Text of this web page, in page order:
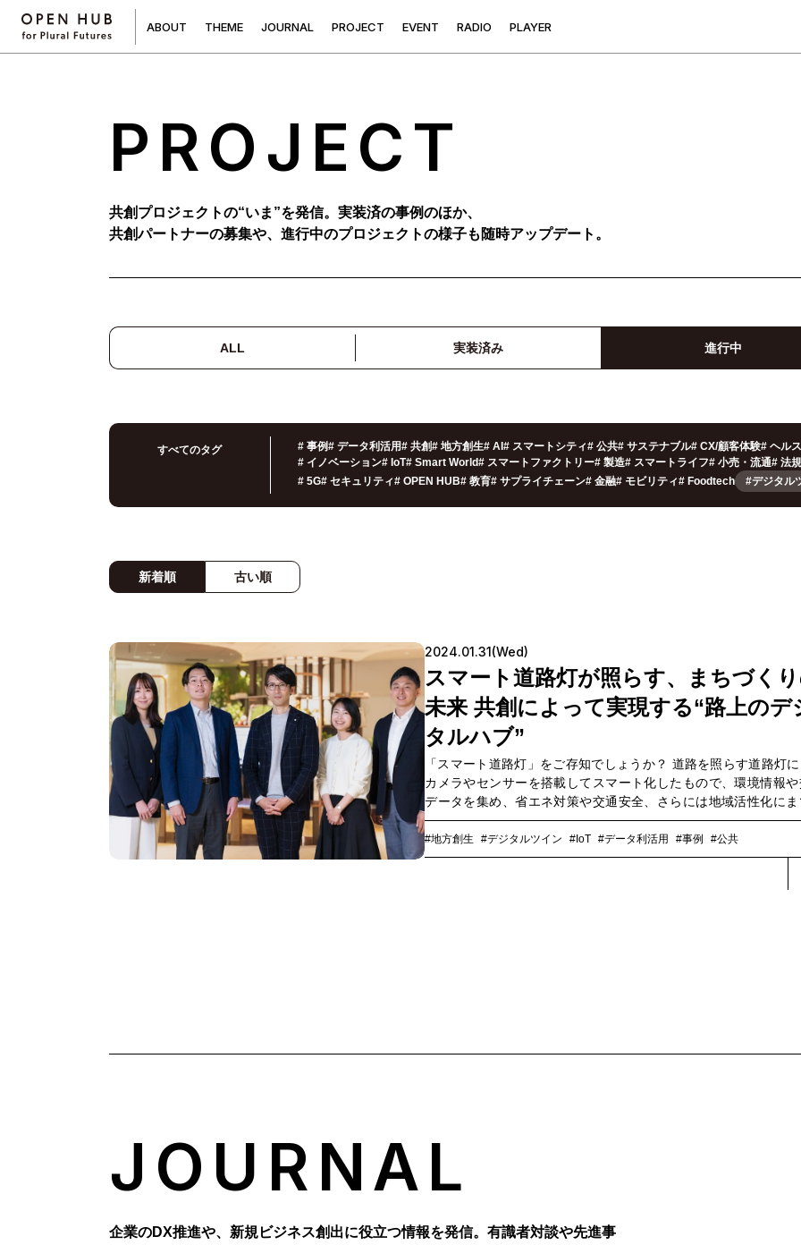
ABOUT THEME JOURNAL PROJECT EVENT RADIO PLAYER
PROJECT
共創プロジェクトの“いま”を発信。実装済の事例のほか、
共創パートナーの募集や、進行中のプロジェクトの様子も随時アップデート。
ALL 実装済み 進行中
すべてのタグ # 事例# データ利活用# 共創# 地方創生# AI # スマートシティ# 公共# サステナブル# CX/顧客体験# ヘル
# イノベーション# IoT# Smart World# スマートファクトリー# 製造# スマートライフ# 小売・流通# 法
# 5G# セキュリティ# OPEN HUB# 教育# サプライチェーン# 金融# モビリティ# Foodtech #デジタル
新着順 古い順
2024.01.31(Wed)
スマート道路灯が照らす、まちづく
未来 共創によって実現する“路上のデ
タルハブ”
「スマート道路灯」をご存知でしょうか？ 道路を照らす道路灯
カメラやセンサーを搭載してスマート化したもので、環境情報や
データを集め、省エネ対策や交通安全、さらには地域活性化にま
用することが狙いです。NTTコミュニケーションズ（以下、
Com）は、自動車用照明機器のトップ企業であるスタンレー電気
ともに共創事業に取り組んでおり、2024年1月からスマート道路
#地方創生 #デジタルツイン #IoT #データ利活用 #事例 #公共
JOURNAL
企業のDX推進や、新規ビジネス創出に役立つ情報を発信。有識者対談や先進事